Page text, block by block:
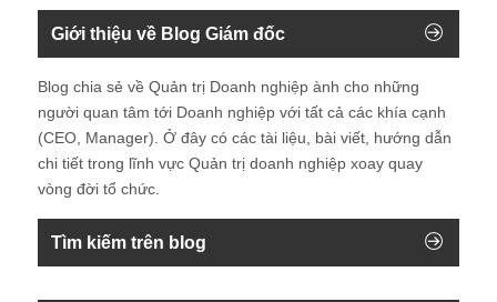
Giới thiệu về Blog Giám đốc
Blog chia sẻ về Quản trị Doanh nghiệp ành cho những
người quan tâm tới Doanh nghiệp với tất cả các khía cạnh
(CEO, Manager). Ở đây có các tài liệu, bài viết, hướng dẫn
chi tiết trong lĩnh vực Quản trị doanh nghiệp xoay quay
vòng đời tổ chức.
Tìm kiếm trên blog